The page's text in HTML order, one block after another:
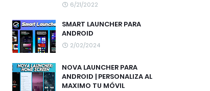
6/21/2022
SMART LAUNCHER PARA
ANDROID
2/02/2024
NOVA LAUNCHER PARA
ANDROID | PERSONALIZA AL
MAXIMO TU MÓVIL